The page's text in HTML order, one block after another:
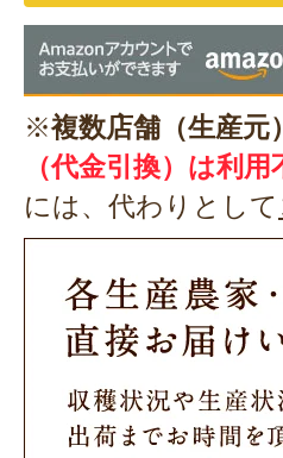
※複数店舗（生産元
（代金引換）は利用
には、代わりとして